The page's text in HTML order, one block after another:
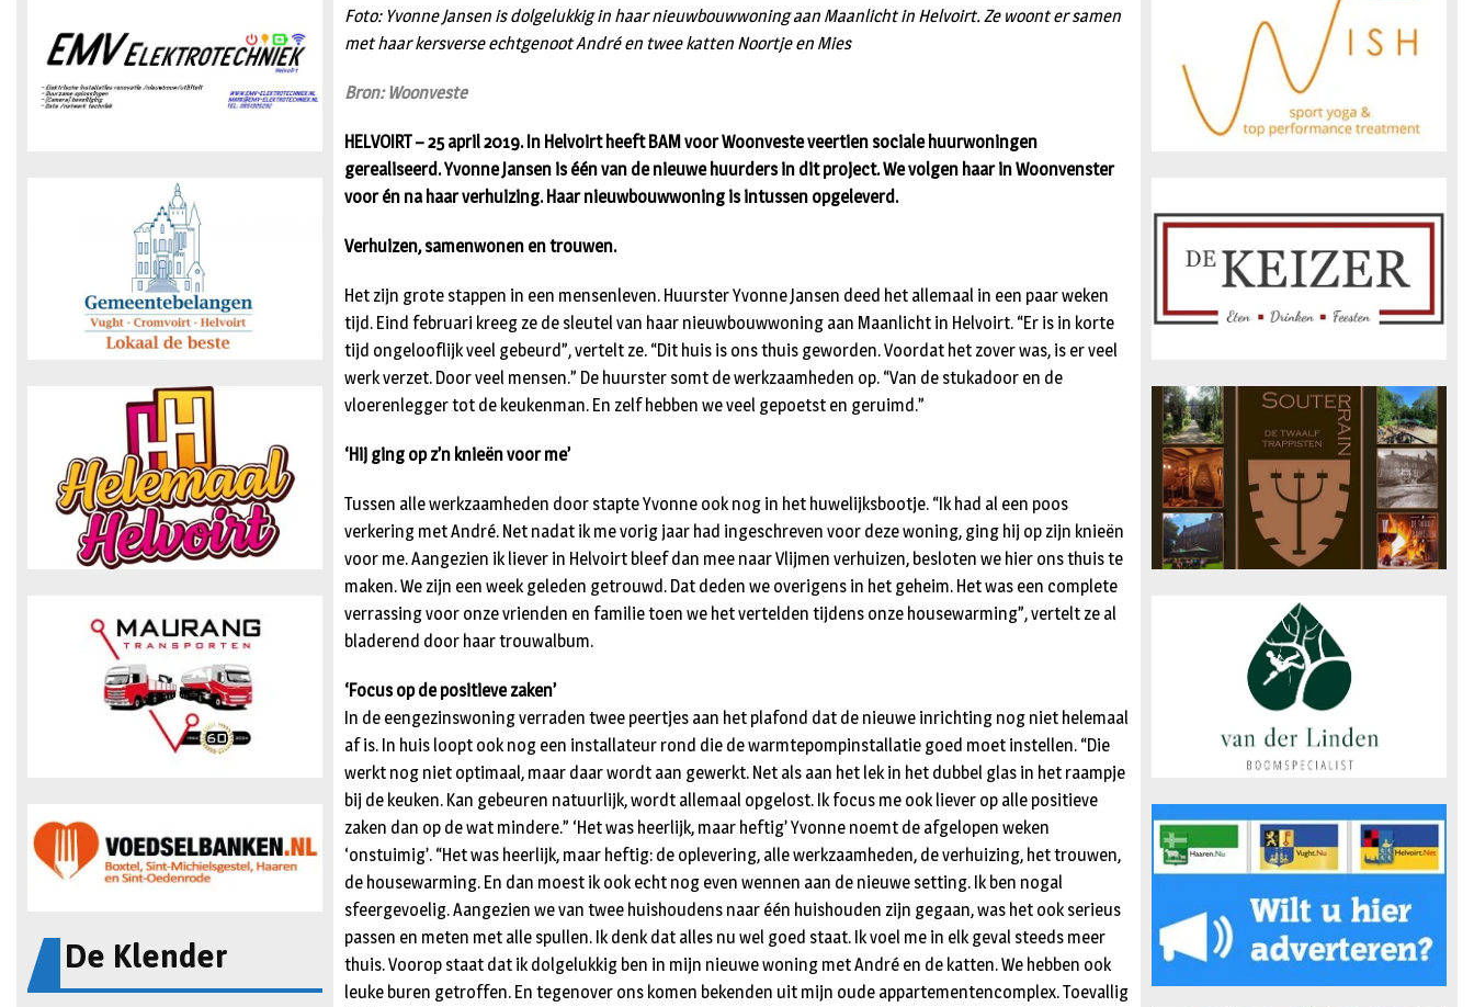
De Klender
Foto: Yvonne Jansen is dolgelukkig in haar nieuwbouwwoning aan Maanlicht in Helvoirt. Ze woont er samen
met haar kersverse echtgenoot André en twee katten Noortje en Mies
Bron: Woonveste
HELVOIRT – 25 april 2019. In Helvoirt heeft BAM voor Woonveste veertien sociale huurwoningen
gerealiseerd. Yvonne Jansen is één van de nieuwe huurders in dit project. We volgen haar in Woonvenster
voor én na haar verhuizing. Haar nieuwbouwwoning is intussen opgeleverd.
Verhuizen, samenwonen en trouwen.
Het zijn grote stappen in een mensenleven. Huurster Yvonne Jansen deed het allemaal in een paar weken
tijd. Eind februari kreeg ze de sleutel van haar nieuwbouwwoning aan Maanlicht in Helvoirt. “Er is in korte
tijd ongelooflijk veel gebeurd”, vertelt ze. “Dit huis is ons thuis geworden. Voordat het zover was, is er veel
werk verzet. Door veel mensen.” De huurster somt de werkzaamheden op. “Van de stukadoor en de
vloerenlegger tot de keukenman. En zelf hebben we veel gepoetst en geruimd.”
‘Hij ging op z’n knieën voor me’
Tussen alle werkzaamheden door stapte Yvonne ook nog in het huwelijksbootje. “Ik had al een poos
verkering met André. Net nadat ik me vorig jaar had ingeschreven voor deze woning, ging hij op zijn knieën
voor me. Aangezien ik liever in Helvoirt bleef dan mee naar Vlijmen verhuizen, besloten we hier ons thuis te
maken. We zijn een week geleden getrouwd. Dat deden we overigens in het geheim. Het was een complete
verrassing voor onze vrienden en familie toen we het vertelden tijdens onze housewarming”, vertelt ze al
bladerend door haar trouwalbum.
‘Focus op de positieve zaken’
In de eengezinswoning verraden twee peertjes aan het plafond dat de nieuwe inrichting nog niet helemaal
af is. In huis loopt ook nog een installateur rond die de warmtepompinstallatie goed moet instellen. “Die
werkt nog niet optimaal, maar daar wordt aan gewerkt. Net als aan het lek in het dubbel glas in het raampje
bij de keuken. Kan gebeuren natuurlijk, wordt allemaal opgelost. Ik focus me ook liever op alle positieve
zaken dan op de wat mindere.” ‘Het was heerlijk, maar heftig’ Yvonne noemt de afgelopen weken
‘onstuimig’. “Het was heerlijk, maar heftig: de oplevering, alle werkzaamheden, de verhuizing, het trouwen,
de housewarming. En dan moest ik ook echt nog even wennen aan de nieuwe setting. Ik ben nogal
sfeergevoelig. Aangezien we van twee huishoudens naar één huishouden zijn gegaan, was het ook serieus
passen en meten met alle spullen. Ik denk dat alles nu wel goed staat. Ik voel me in elk geval steeds meer
thuis. Voorop staat dat ik dolgelukkig ben in mijn nieuwe woning met André en de katten. We hebben ook
leuke buren getroffen. En tegenover ons komen bekenden uit mijn oude appartementencomplex. Toevallig